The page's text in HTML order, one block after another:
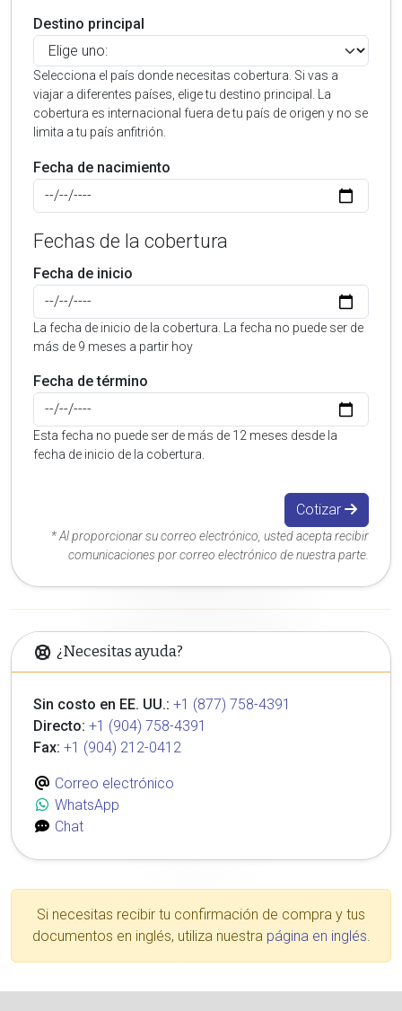
Destino principal
Selecciona el país donde necesitas cobertura. Si vas a
viajar a diferentes países, elige tu destino principal. La
cobertura es internacional fuera de tu país de origen y no se
limita a tu país anfitrión.
Fecha de nacimiento
Fechas de la cobertura
Fecha de inicio
La fecha de inicio de la cobertura. La fecha no puede ser de
más de 9 meses a partir hoy
Fecha de término
Esta fecha no puede ser de más de 12 meses desde la
fecha de inicio de la cobertura.
Cotizar
* Al proporcionar su correo electrónico, usted acepta recibir
comunicaciones por correo electrónico de nuestra parte.
¿Necesitas ayuda?
Sin costo en EE. UU.: +1 (877) 758-4391
Directo: +1 (904) 758-4391
Fax: +1 (904) 212-0412
Correo electrónico
WhatsApp
Chat
Si necesitas recibir tu confirmación de compra y tus
documentos en inglés, utiliza nuestra página en inglés.